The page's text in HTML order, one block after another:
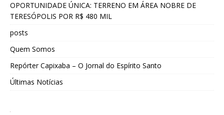
OPORTUNIDADE ÚNICA: TERRENO EM ÁREA NOBRE DE
TERESÓPOLIS POR R$ 480 MIL
posts
Quem Somos
Repórter Capixaba – O Jornal do Espírito Santo
Últimas Notícias